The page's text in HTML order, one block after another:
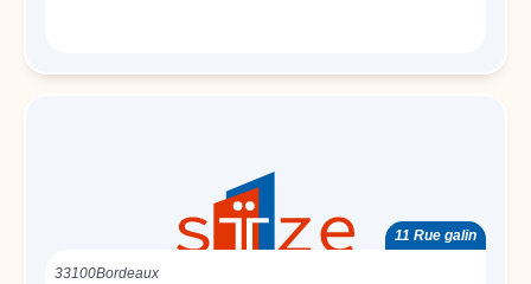
11 Rue galin
33100Bordeaux